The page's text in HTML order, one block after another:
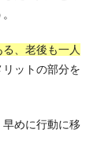
、老後も一人
リットの部分を
めに行動に移